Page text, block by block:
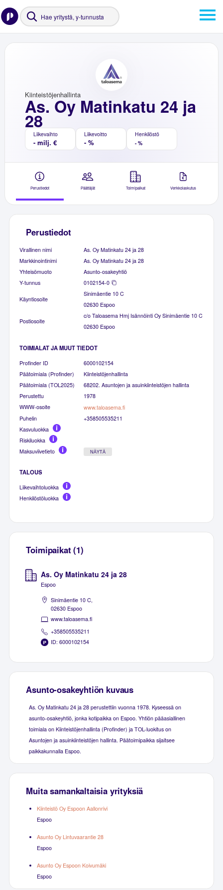
As. Oy Matinkatu 24 ja
28
Kiinteistöjenhallinta
Liikevaihto
- milj. €
Liikevoitto
- %
Henkilöstö
- %
Perustiedot Päättäjät Toimipaikat Verkkolaskutus
Perustiedot
Virallinen nimi
As. Oy Matinkatu 24 ja 28
Markkinointinimi
As. Oy Matinkatu 24 ja 28
Yhteisömuoto
Asunto-osakeyhtiö
Y-tunnus
0102154-0
Käyntiosoite
Sinimäentie 10 C
02630 Espoo
Postiosoite
c/o Taloasema Hmj Isännöinti Oy Sinimäentie 10 C
02630 Espoo
TOIMIALAT JA MUUT TIEDOT
Profinder ID
6000102154
Päätoimiala (Profinder)
Kiinteistöjenhallinta
Päätoimiala (TOL2025)
68202. Asuntojen ja asuinkiinteistöjen hallinta
Perustettu
1978
WWW-osoite
www.taloasema.fi
Puhelin
+358505535211
Kasvuluokka
Riskiluokka
Maksuviivetieto
NÄYTÄ
TALOUS
Liikevaihtoluokka
Henkilöstöluokka
Toimipaikat (1)
As. Oy Matinkatu 24 ja 28
Espoo
Sinimäentie 10 C,
02630 Espoo
www.taloasema.fi
+358505535211
ID: 6000102154
Asunto-osakeyhtiön kuvaus
As. Oy Matinkatu 24 ja 28 perustettiin vuonna 1978. Kyseessä on
asunto-osakeyhtiö, jonka kotipaikka on Espoo. Yhtiön pääasiallinen
toimiala on Kiinteistöjenhallinta (Profinder) ja TOL-luokitus on
Asuntojen ja asuinkiinteistöjen hallinta. Päätoimipaikka sijaitsee
paikkakunnalla Espoo.
Muita samankaltaisia yrityksiä
Kiinteistö Oy Espoon Aallonrivi
Espoo
Asunto Oy Lintuvaarantie 28
Espoo
Asunto Oy Espoon Koivumäki
Espoo